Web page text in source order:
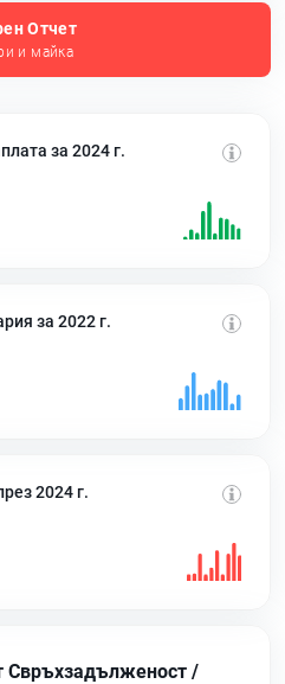
Отчет
и майка
за 2024 г.
за 2022 г.
2024 г.
Свръхзадълженост /